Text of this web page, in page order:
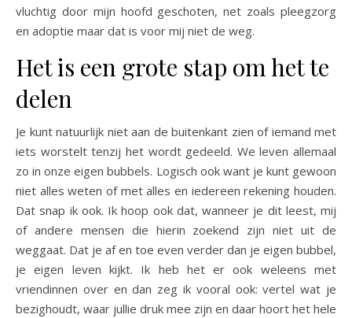
vluchtig door mijn hoofd geschoten, net zoals pleegzorg
en adoptie maar dat is voor mij niet de weg.
Het is een grote stap om het te
delen
Je kunt natuurlijk niet aan de buitenkant zien of iemand met
iets worstelt tenzij het wordt gedeeld. We leven allemaal
zo in onze eigen bubbels. Logisch ook want je kunt gewoon
niet alles weten of met alles en iedereen rekening houden.
Dat snap ik ook. Ik hoop ook dat, wanneer je dit leest, mij
of andere mensen die hierin zoekend zijn niet uit de
weggaat. Dat je af en toe even verder dan je eigen bubbel,
je eigen leven kijkt. Ik heb het er ook weleens met
vriendinnen over en dan zeg ik vooral ook: vertel wat je
bezighoudt, waar jullie druk mee zijn en daar hoort het hele